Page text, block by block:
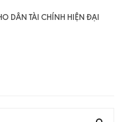
DÂN TÀI CHÍNH HIỆN ĐẠI